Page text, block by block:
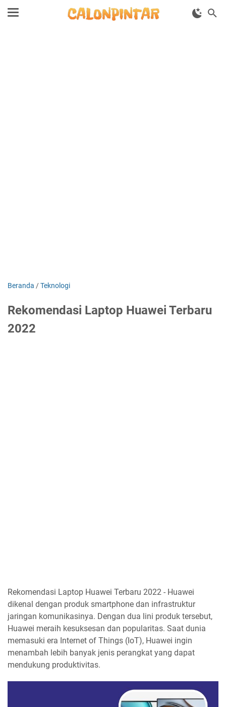
Beranda /Teknologi
Rekomendasi Laptop Huawei Terbaru
2022
Rekomendasi Laptop Huawei Terbaru 2022 - Huawei
dikenal dengan produk smartphone dan infrastruktur
jaringan komunikasinya. Dengan dua lini produk tersebut,
Huawei meraih kesuksesan dan popularitas. Saat dunia
memasuki era Internet of Things (IoT), Huawei ingin
menambah lebih banyak jenis perangkat yang dapat
mendukung produktivitas.